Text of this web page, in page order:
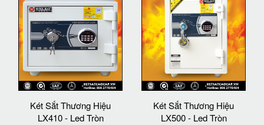
Két Sắt Thương Hiệu
LX410 - Led Tròn
Két Sắt Thương Hiệu
LX500 - Led Tròn